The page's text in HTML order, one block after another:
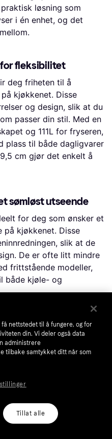
løsning som
i én enhet, og det
fleksibilitet
deg friheten til å
kjøkkenet. Disse
og design, slik at du
passer din stil. Med en
og 111L for fryseren,
plass til både dagligvarer
cm gjør det enkelt å
sømløst utseende
for deg som ønsker et
på kjøkkenet. Disse
slik at de
De er ofte litt mindre
frittstående modeller,
både kjøle- og
større lagringsplass
kan et
et godt valg. Disse
ved siden av
tilgang til alt du trenger.
kan være praktisk i
nettstedet til å fungere, og for
din. Vi deler også data
administrere
tilbake samtykket ditt når som
Tillat alle